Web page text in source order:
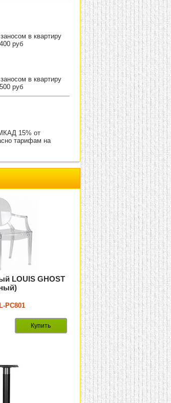
в квартиру
руб
в квартиру
руб
15% от
тарифам на
LOUIS GHOST
РС801
Купить